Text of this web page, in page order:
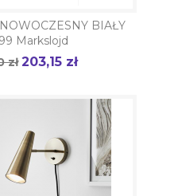
BIAŁY
Markslojd
zł Cena
203,15 zł